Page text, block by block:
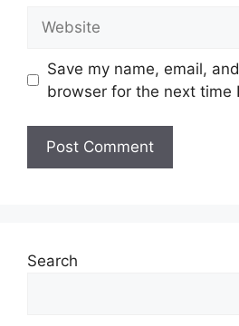
Save my name, email,
browser for the next time
Search